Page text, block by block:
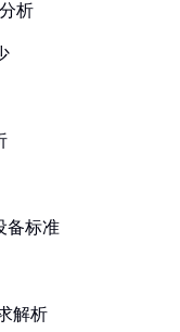
析
备标准
解析